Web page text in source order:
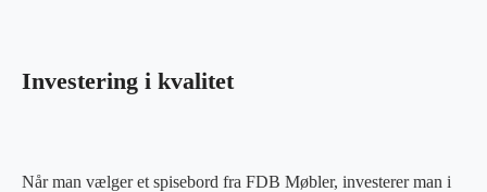
Investering i kvalitet
Når man vælger et spisebord fra FDB Møbler, investerer man i